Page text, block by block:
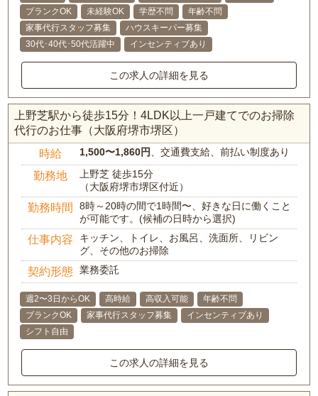
ブランクOK 未経験OK 学歴不問
年齢不問
家事代行スタッフ募集
ハウスキーパー募集
30代･40代･50代活躍中
インセンティブあり
この求人の詳細を見る
上野芝駅から徒歩15分！4LDK以上一戸建てでのお掃除
代行のお仕事（大阪府堺市堺区）
時給 1,500〜1,860円 、交通費支給、前払い制度あり
勤務地
上野芝 徒歩15分
（大阪府堺市堺区付近）
勤務時間
8時～20時の間で1時間〜、好きな日に働くこと
が可能です。(候補の日時から選択)
仕事内容
キッチン、トイレ、お風呂、洗面所、リビン
グ、その他のお掃除
契約形態 業務委託
週2〜3日からOK 高時給 高収入可能
年齢不問
ブランクOK
家事代行スタッフ募集
インセンティブあり
シフト自由
この求人の詳細を見る